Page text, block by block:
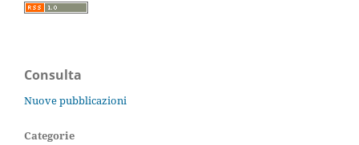
Consulta
Nuove pubblicazioni
Categorie